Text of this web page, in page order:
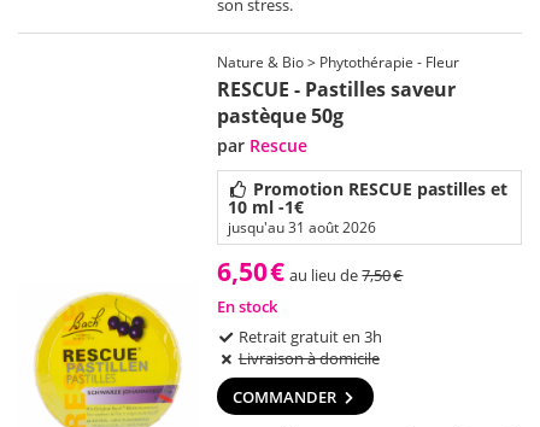
son stress.
Nature & Bio > Phytothérapie - Fleur
RESCUE - Pastilles saveur
pastèque 50g
par Rescue
Promotion RESCUE pastilles et
10 ml -1€
jusqu'au 31 août 2026
6,50€ au lieu de7,50€
En stock
Retrait gratuit en 3h
Livraison à domicile
COMMANDER